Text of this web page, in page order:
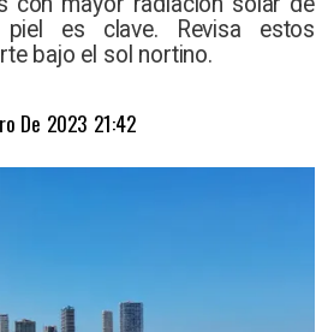
es clave. Revisa estos
bajo el sol nortino.
De 2023 21:42